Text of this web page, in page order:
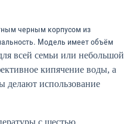
черным корпусом из
Модель имеет объём
всей семьи или небольшой
кипячение воды, а
делают использование
с шестью